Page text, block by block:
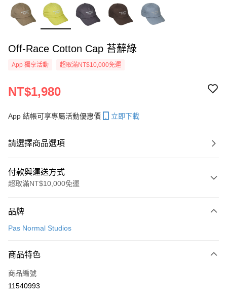
Off-Race Cotton Cap 苔蘚綠
App 獨享活動 超取滿NT$10,000免運
NT$1,980
App 結帳可享專屬活動優惠價 立即下載
請選擇商品選項
付款與運送方式
超取滿NT$10,000免運
信用卡一次付款
LINE Pay
Apple Pay
品牌
Pas Normal Studios
商品特色
商品編號
11540993